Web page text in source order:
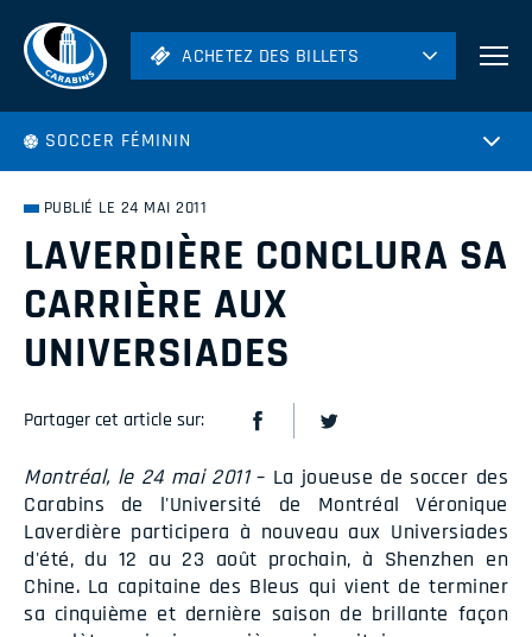
ACHETEZ DES BILLETS
Hockey
Rugby
ACHETEZ DES BILLETS
SOCCER FÉMININ
PUBLIÉ LE 24 MAI 2011
LAVERDIÈRE CONCLURA SA
CARRIÈRE AUX
UNIVERSIADES
Partager cet article sur:
Montréal, le 24 mai 2011– La joueuse de soccer des
Carabins de l'Université de Montréal Véronique
Laverdière participera à nouveau aux Universiades
d'été, du 12 au 23 août prochain, à Shenzhen en
Chine. La capitaine des Bleus qui vient de terminer
sa cinquième et dernière saison de brillante façon